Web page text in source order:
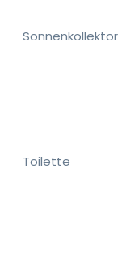
Sonnenkollektor
Toilette